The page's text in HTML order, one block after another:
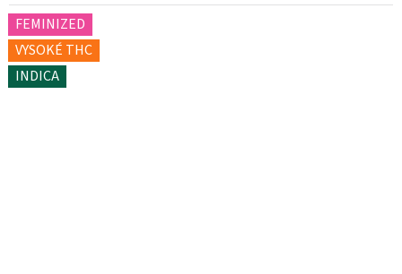
FEMINIZED
VYSOKÉ THC
INDICA